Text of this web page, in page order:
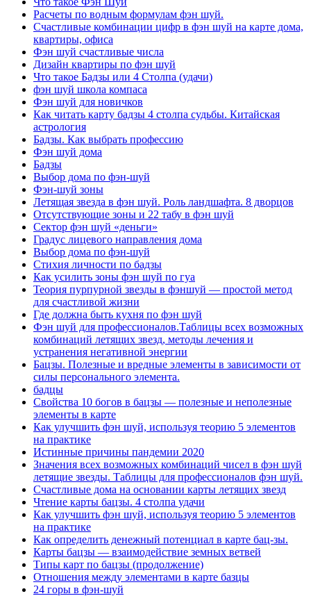
Расчеты по водным формулам фэн шуй.
Счастливые комбинации цифр в фэн шуй на карте дома,
квартиры, офиса
Фэн шуй счастливые числа
Дизайн квартиры по фэн шуй
Что такое Бадзы или 4 Столпа (удачи)
фэн шуй школа компаса
Фэн шуй для новичков
Как читать карту бадзы 4 столпа судьбы. Китайская
астрология
Бадзы. Как выбрать профессию
Фэн шуй дома
Бадзы
Выбор дома по фэн-шуй
Фэн-шуй зоны
Летящая звезда в фэн шуй. Роль ландшафта. 8 дворцов
Отсутствующие зоны и 22 табу в фэн шуй
Сектор фэн шуй «деньги»
Градус лицевого направления дома
Выбор дома по фэн-шуй
Стихия личности по бадзы
Как усилить зоны фэн шуй по гуа
Теория пурпурной звезды в фэншуй — простой метод
для счастливой жизни
Где должна быть кухня по фэн шуй
Фэн шуй для профессионалов.Таблицы всех возможных
комбинаций летящих звезд, методы лечения и
устранения негативной энергии
Бацзы. Полезные и вредные элементы в зависимости от
силы персонального элемента.
бадцы
Свойства 10 богов в бацзы — полезные и неполезные
элементы в карте
Как улучшить фэн шуй, используя теорию 5 элементов
на практике
Истинные причины пандемии 2020
Значения всех возможных комбинаций чисел в фэн шуй
летящие звезды. Таблицы для профессионалов фэн шуй.
Счастливые дома на основании карты летящих звезд
Чтение карты бацзы. 4 столпа удачи
Как улучшить фэн шуй, используя теорию 5 элементов
на практике
Как определить денежный потенциал в карте бац-зы.
Карты бацзы — взаимодействие земных ветвей
Типы карт по бацзы (продолжение)
Отношения между элементами в карте базцы
24 горы в фэн-шуй